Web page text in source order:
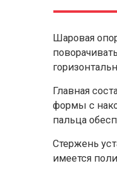
Шаровая
Главная
формы с
пальца
Стержень
имеется